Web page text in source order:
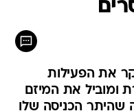
את הפעילות
ומוביל את המיזם
הכניסה שלו
לו דובר הכנסת:
'כלכליסט' בכנסת